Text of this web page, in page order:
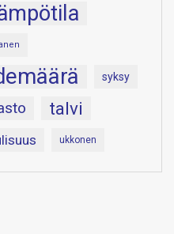
syksy
talvi
ukkonen